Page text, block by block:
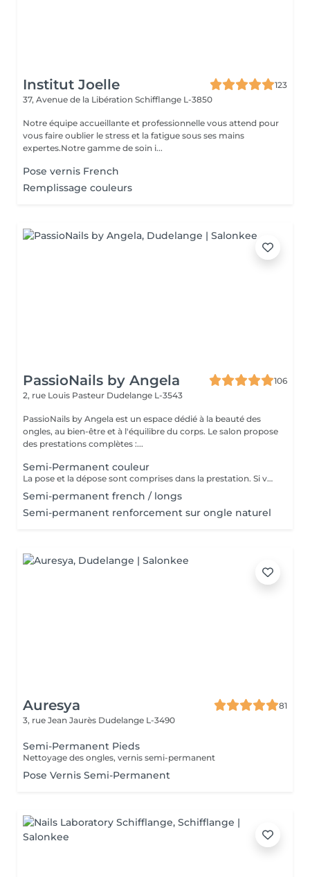
Institut Joelle
123
37, Avenue de la Libération Schifflange L-3850
Notre équipe accueillante et professionnelle vous attend pour
vous faire oublier le stress et la fatigue sous ses mains
expertes.Notre gamme de soin i...
Pose vernis French
Remplissage couleurs
PassioNails by Angela
106
2, rue Louis Pasteur Dudelange L-3543
PassioNails by Angela est un espace dédié à la beauté des
ongles, au bien-être et à l'équilibre du corps. Le salon propose
des prestations complètes :...
Semi-Permanent couleur
La pose et la dépose sont comprises dans la prestation. Si vous souhaitez plus d'un ongle décoré par main, un supplément sera appliqué. Merci pour votre compréhension.
Semi-permanent french / longs
Semi-permanent renforcement sur ongle naturel
Auresya
81
3, rue Jean Jaurès Dudelange L-3490
Semi-Permanent Pieds
Nettoyage des ongles, vernis semi-permanent
Pose Vernis Semi-Permanent